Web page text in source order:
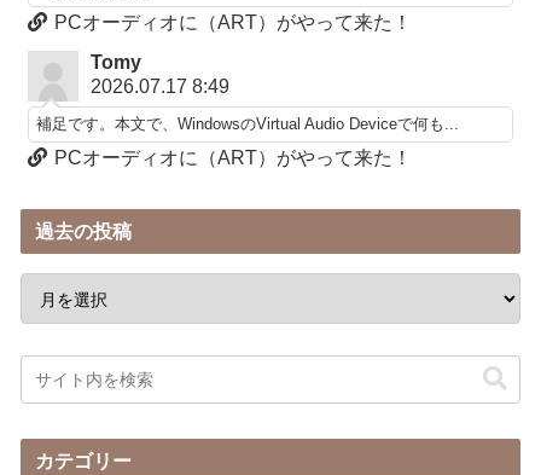
PCオーディオに（ART）がやって来た！
Tomy
2026.07.17 8:49
補足です。本文で、WindowsのVirtual Audio Deviceで何も...
PCオーディオに（ART）がやって来た！
過去の投稿
カテゴリー